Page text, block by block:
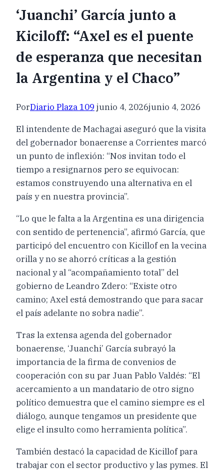
‘Juanchi’ García junto a
Kiciloff: “Axel es el puente
de esperanza que necesitan
la Argentina y el Chaco”
PorDiario Plaza 109 junio 4, 2026junio 4, 2026
El intendente de Machagai aseguró que la visita
del gobernador bonaerense a Corrientes marcó
un punto de inflexión: “Nos invitan todo el
tiempo a resignarnos pero se equivocan:
estamos construyendo una alternativa en el
país y en nuestra provincia”.
“Lo que le falta a la Argentina es una dirigencia
con sentido de pertenencia”, afirmó García, que
participó del encuentro con Kicillof en la vecina
orilla y no se ahorró críticas a la gestión
nacional y al “acompañamiento total” del
gobierno de Leandro Zdero: “Existe otro
camino; Axel está demostrando que para sacar
el país adelante no sobra nadie”.
Tras la extensa agenda del gobernador
bonaerense, ‘Juanchi’ García subrayó la
importancia de la firma de convenios de
cooperación con su par Juan Pablo Valdés: “El
acercamiento a un mandatario de otro signo
político demuestra que el camino siempre es el
diálogo, aunque tengamos un presidente que
elige el insulto como herramienta política”.
También destacó la capacidad de Kicillof para
trabajar con el sector productivo y las pymes. El